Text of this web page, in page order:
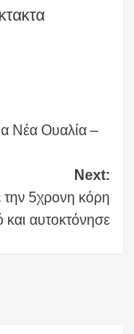
Νέα Ουαλία –
Next:
5χρονη κόρη
και αυτοκτόνησε